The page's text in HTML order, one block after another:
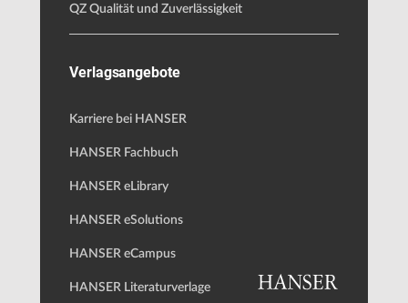
QZ Qualität und Zuverlässigkeit
Verlagsangebote
Karriere bei HANSER
HANSER Fachbuch
HANSER eLibrary
HANSER eSolutions
HANSER eCampus
HANSER Literaturverlage